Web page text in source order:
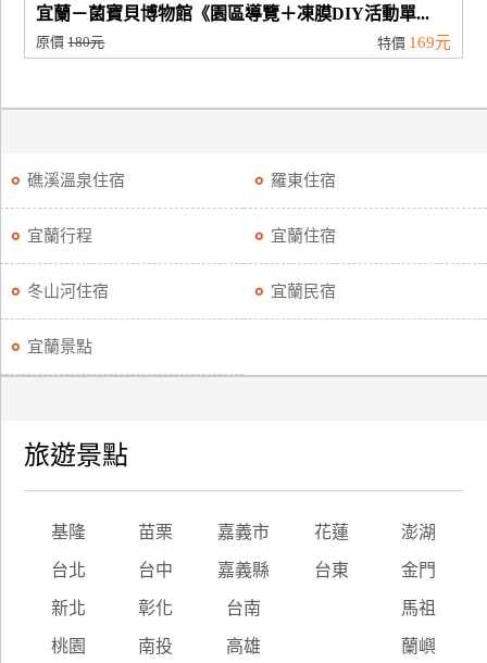
宜蘭－菌寶貝博物館《園區導覽＋凍膜DIY活動單...
原價180元 特價 169元
礁溪溫泉住宿 羅東住宿
宜蘭行程 宜蘭住宿
冬山河住宿 宜蘭民宿
宜蘭景點
旅遊景點
基隆 苗栗 嘉義市 花蓮 澎湖
台北 台中 嘉義縣 台東 金門
新北 彰化 台南 馬祖
桃園 南投 高雄 蘭嶼